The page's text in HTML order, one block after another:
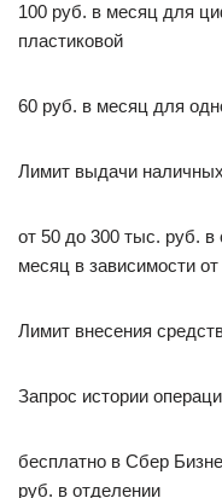
100 руб. в месяц для
пластиковой
60 руб. в месяц для
Лимит выдачи наличных
от 50 до 300 тыс. руб.
месяц в зависимости
Лимит внесения
Запрос истории
бесплатно в Сбер
руб. в отделении